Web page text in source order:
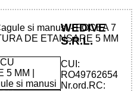
WEDIVE
S.R.L.
CUI:
RO49762654
Nr.ord.RC: